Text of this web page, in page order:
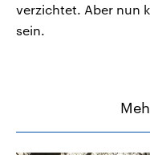
verzichtet. Aber nun
sein.